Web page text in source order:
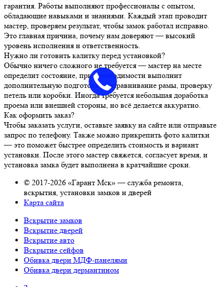
гарантия. Работы выполняют профессионалы с опытом,
обладающие навыками и знаниями. Каждый этап проводит
мастер, проверяем результат, чтобы замок работал исправно.
Это главная причина, почему нам доверяют — высокий
уровень исполнения и ответственность.
Нужно ли готовить калитку перед установкой?
Обычно ничего сложного не требуется — мастер на месте
определит состояние, при необходимости выполнит
дополнительную подготовку: выравнивание рамы, проверку
петель или коробки. Иногда требуется небольшая доработка
проема или внешней стороны, но всё делается аккуратно.
Как оформить заказ?
Чтобы заказать услуги, оставьте заявку на сайте или отправьте
запрос по телефону. Также можно прикрепить фото калитки
— это поможет быстрее определить стоимость и вариант
установки. После этого мастер свяжется, согласует время, и
установка замка будет выполнена в кратчайшие сроки.
© 2017-2026 «Гарант Мск» — служба ремонта,
вскрытия, установки замков и дверей
Карта сайта
Вскрытие замков
Вскрытие дверей
Вскрытие авто
Вскрытие сейфов
Обивка двери МДФ-панелями
Обивка двери дермантином